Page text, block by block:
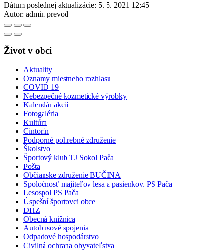
Dátum poslednej aktualizácie: 5. 5. 2021 12:45
Autor: admin prevod
Život v obci
Aktuality
Oznamy miestneho rozhlasu
COVID 19
Nebezpečné kozmetické výrobky
Kalendár akcií
Fotogaléria
Kultúra
Cintorín
Podporné pohrebné združenie
Školstvo
Športový klub TJ Sokol Pača
Pošta
Občianske združenie BUČINA
Spoločnosť majiteľov lesa a pasienkov, PS Pača
Lesospol PS Pača
Úspešní športovci obce
DHZ
Obecná knižnica
Autobusové spojenia
Odpadové hospodárstvo
Civilná ochrana obyvateľstva